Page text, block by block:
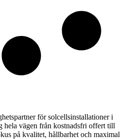
för solcellsinstallationer i
hela vägen från kostnadsfri offert till
på kvalitet, hållbarhet och maximal